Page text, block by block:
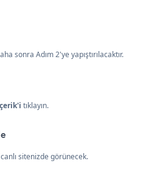
sonra Adım 2'ye yapıştırılacaktır.
tıklayın.
sitenizde görünecek.